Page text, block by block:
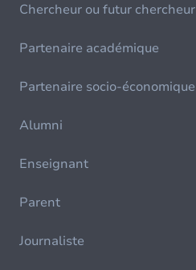
Chercheur ou futur chercheur
Partenaire académique
Partenaire socio-économique
Alumni
Enseignant
Parent
Journaliste